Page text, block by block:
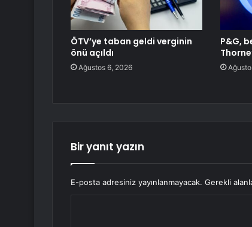
ÖTV’ye taban geldi verginin
önü açıldı
Ağustos 6, 2026
P&G,
Bir yanıt yazın
E-posta adresiniz yayınlanmayacak. Gerekli